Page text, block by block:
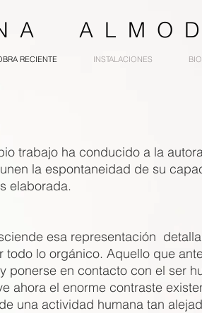
A A L M O D
RECIENTE INSTALACIONES
trabajo ha conducido a la
la espontaneidad de su
elaborada.
esa representación
todo lo orgánico. Aquello que
ponerse en contacto con el ser
ahora el enorme contraste
una actividad humana tan